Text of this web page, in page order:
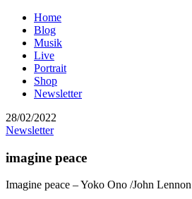
Home
Blog
Musik
Live
Portrait
Shop
Newsletter
28/02/2022
Newsletter
imagine peace
Imagine peace – Yoko Ono /John Lennon